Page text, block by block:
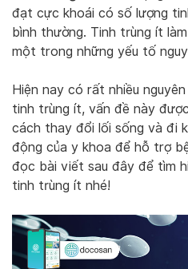
đạt cực khoái có số lượng
bình thường. Tinh trùng ít
một trong những yếu tố
Hiện nay có rất nhiều
tinh trùng ít, vấn đề này
cách thay đổi lối sống và đi
động của y khoa để hỗ trợ
đọc bài viết sau đây để tìm
tinh trùng ít nhé!